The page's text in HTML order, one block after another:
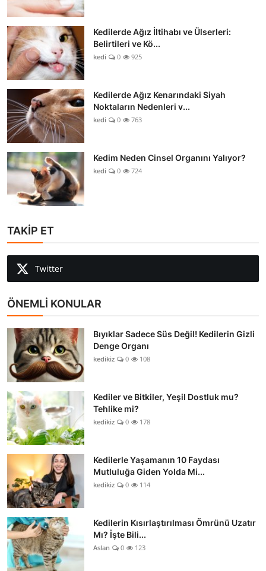
Kedilerde Ağız İltihabı ve Ülserleri:
Belirtileri ve Kö...
kedi 0 925
Kedilerde Ağız Kenarındaki Siyah
Noktaların Nedenleri v...
kedi 0 763
Kedim Neden Cinsel Organını Yalıyor?
kedi 0 724
TAKİP ET
Twitter
ÖNEMLİ KONULAR
Bıyıklar Sadece Süs Değil! Kedilerin Gizli
Denge Organı
kedikiz 0 108
Kediler ve Bitkiler, Yeşil Dostluk mu?
Tehlike mi?
kedikiz 0 178
Kedilerle Yaşamanın 10 Faydası
Mutluluğa Giden Yolda Mi...
kedikiz 0 114
Kedilerin Kısırlaştırılması Ömrünü Uzatır
Mı? İşte Bili...
Aslan 0 123